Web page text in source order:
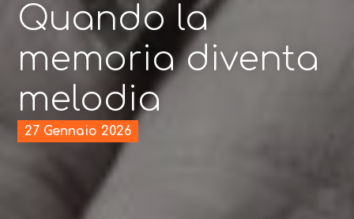
Quando la
memoria diventa
melodia
27 Gennaio 2026